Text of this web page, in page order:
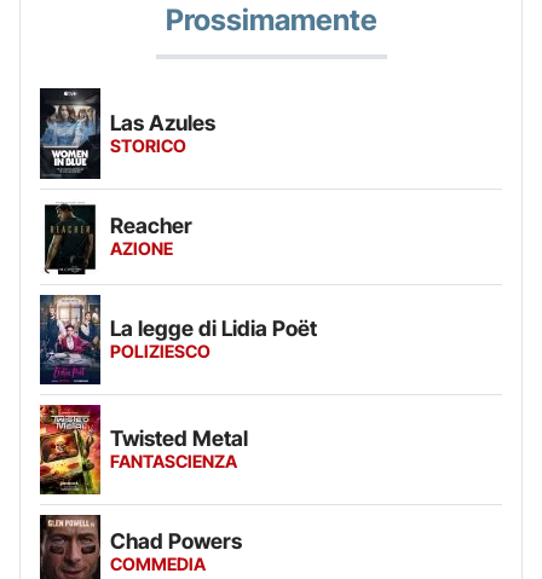
Prossimamente
Las Azules
STORICO
Reacher
AZIONE
La legge di Lidia Poët
POLIZIESCO
Twisted Metal
FANTASCIENZA
Chad Powers
COMMEDIA